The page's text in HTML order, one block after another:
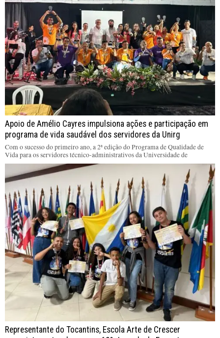
Apoio de Amélio Cayres impulsiona ações e participação em
programa de vida saudável dos servidores da Unirg
Com o sucesso do primeiro ano, a 2ª edição do Programa de Qualidade de
Vida para os servidores técnico-administrativos da Universidade de
Representante do Tocantins, Escola Arte de Crescer